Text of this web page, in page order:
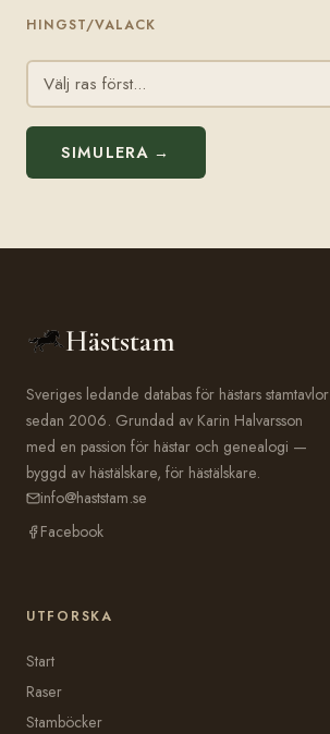
HINGST/VALACK
SIMULERA →
Häststam
Sveriges ledande databas för hästars stamtavlor
sedan 2006. Grundad av Karin Halvarsson
med en passion för hästar och genealogi —
byggd av hästälskare, för hästälskare.
info@haststam.se
Facebook
UTFORSKA
Start
Raser
Stamböcker